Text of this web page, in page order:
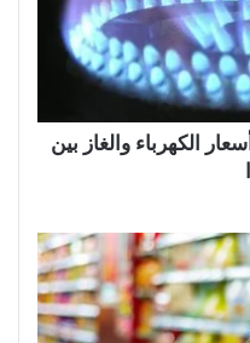
الكهرباء والغاز بين